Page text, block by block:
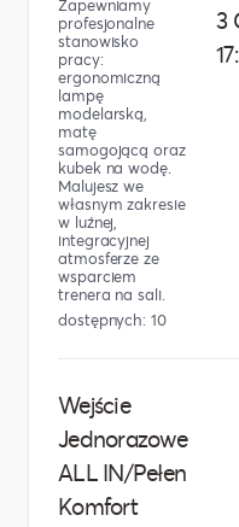
Zapewniamy
profesjonalne
stanowisko
pracy:
ergonomiczną
lampę
modelarską,
matę
samogojącą oraz
kubek na wodę.
Malujesz we
własnym zakresie
w luźnej,
integracyjnej
atmosferze ze
wsparciem
trenera na sali.
dostępnych: 10
3
Wejście
Jednorazowe
ALL IN/Pełen
Komfort